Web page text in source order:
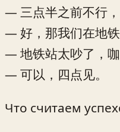
— 三点半之前不行
— 好，那我们在地铁
— 地铁站太吵了，
— 可以，四点见。
Что считаем